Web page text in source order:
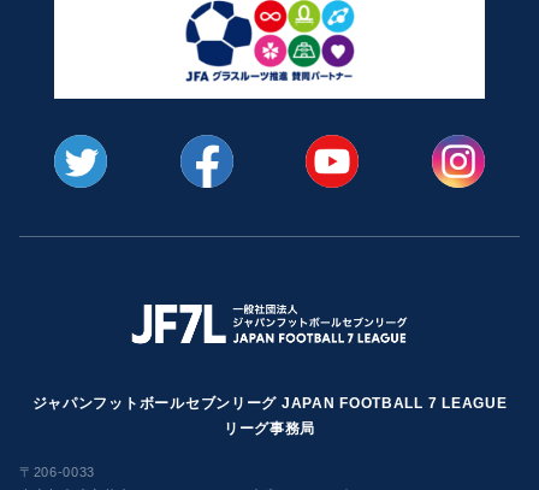
ジャパンフットボールセブンリーグ JAPAN FOOTBALL 7 LEAGUE
リーグ事務局
〒206-0033